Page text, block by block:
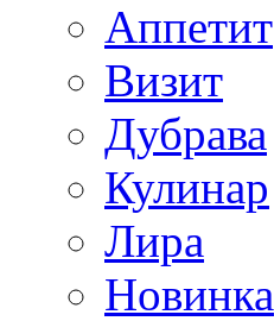
Аппетит
Визит
Дубрава
Кулинар
Лира
Новинка